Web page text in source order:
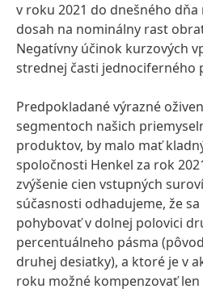
v roku 2021 do dnešného dňa
dosah na nominálny rast
Negatívny účinok kurzových
strednej časti jednociferného
Predpokladané výrazné
segmentoch našich
produktov, by malo mať
spoločnosti Henkel za rok
zvýšenie cien vstupných
súčasnosti odhadujeme, že
pohybovať v dolnej polovici
percentuálneho pásma
druhej desiatky), a ktoré je v
roku možné kompenzovať len